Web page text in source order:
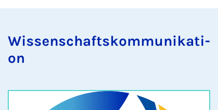
Wis­sen­schafts­kom­mu­ni­ka­ti­
on